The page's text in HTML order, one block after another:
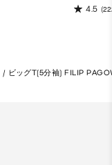
4.5
/ ビッグT(5分袖) FILIP